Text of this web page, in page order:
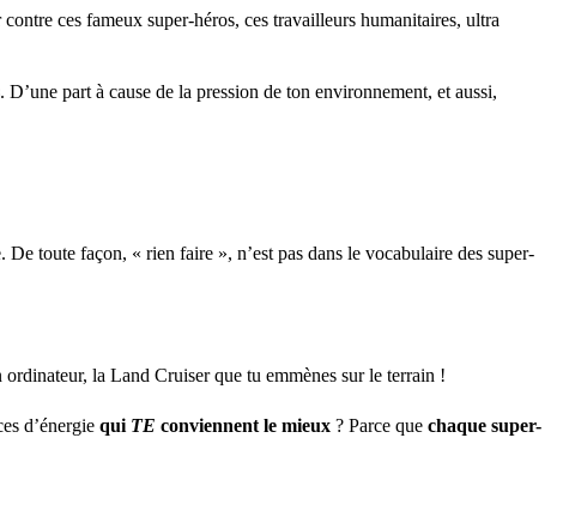
ces fameux super-héros, ces travailleurs humanitaires, ultra
. D’une part à cause de la pression de ton environnement, et aussi,
toute façon, « rien faire », n’est pas dans le vocabulaire des super-
la Land Cruiser que tu emmènes sur le terrain !
d’énergie qui TE conviennent le mieux ? Parce que chaque super-